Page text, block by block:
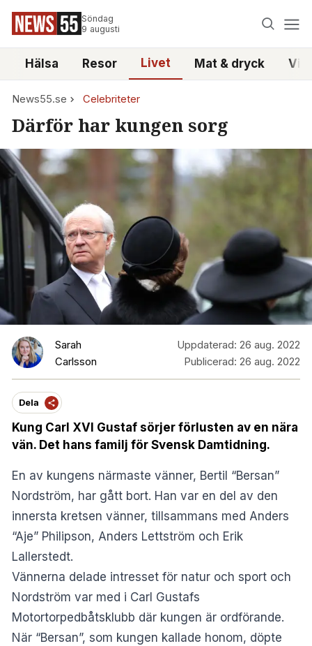
Söndag
9 augusti
Hälsa Resor Livet Mat & dryck
News55.se Celebriteter
Därför har kungen sorg
Sarah
Carlsson
Uppdaterad: 26 aug. 2022
Publicerad: 26 aug. 2022
Dela
Kung Carl XVI Gustaf sörjer förlusten av en nära
vän. Det hans familj för Svensk Damtidning.
En av kungens närmaste vänner, Bertil “Bersan”
Nordström, har gått bort. Han var en del av den
innersta kretsen vänner, tillsammans med Anders
“Aje” Philipson, Anders Lettström och Erik
Lallerstedt.
Vännerna delade intresset för natur och sport och
Nordström var med i Carl Gustafs
Motortorpedbåtsklubb där kungen är ordförande.
När “Bersan”, som kungen kallade honom, döpte